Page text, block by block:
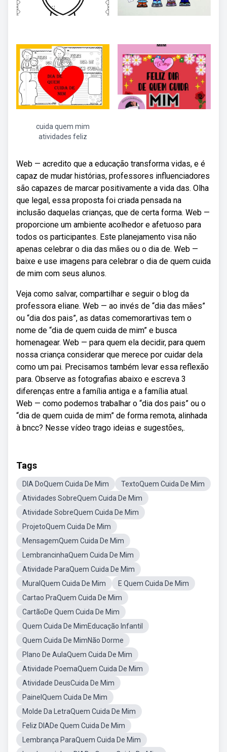
cuida quem mim
atividades feliz
Web — acredito que a educação transforma vidas, e é
capaz de mudar histórias, professores influenciadores
são capazes de marcar positivamente a vida das. Olha
que legal, essa proposta foi criada pensada na
inclusão daquelas crianças, que de certa forma. Web —
proporcione um ambiente acolhedor e afetuoso para
todos os participantes. Este planejamento visa não
apenas celebrar o dia das mães ou o dia de. Web —
baixe e use imagens para celebrar o dia de quem cuida
de mim com seus alunos.
Veja como salvar, compartilhar e seguir o blog da
professora eliane. Web — ao invés de “dia das mães”
ou “dia dos pais”, as datas comemorartivas tem o
nome de “dia de quem cuida de mim” e busca
homenagear. Web — para quem ela decidir, para quem
nossa criança considerar que merece por cuidar dela
como um pai. Precisamos também levar essa reflexão
para. Observe as fotografias abaixo e escreva 3
diferenças entre a família antiga e a família atual.
Web — como podemos trabalhar o “dia dos pais” ou o
“dia de quem cuida de mim” de forma remota, alinhada
à bncc? Nesse vídeo trago ideias e sugestões,.
Tags
DIA DoQuem Cuida De Mim
TextoQuem Cuida De Mim
Atividades SobreQuem Cuida De Mim
Atividade SobreQuem Cuida De Mim
ProjetoQuem Cuida De Mim
MensagemQuem Cuida De Mim
LembrancinhaQuem Cuida De Mim
Atividade ParaQuem Cuida De Mim
MuralQuem Cuida De Mim
E Quem Cuida De Mim
Cartao PraQuem Cuida De Mim
CartãoDe Quem Cuida De Mim
Quem Cuida De MimEducação Infantil
Quem Cuida De MimNão Dorme
Plano De AulaQuem Cuida De Mim
Atividade PoemaQuem Cuida De Mim
Atividade DeusCuida De Mim
PainelQuem Cuida De Mim
Molde Da LetraQuem Cuida De Mim
Feliz DIADe Quem Cuida De Mim
Lembrança ParaQuem Cuida De Mim